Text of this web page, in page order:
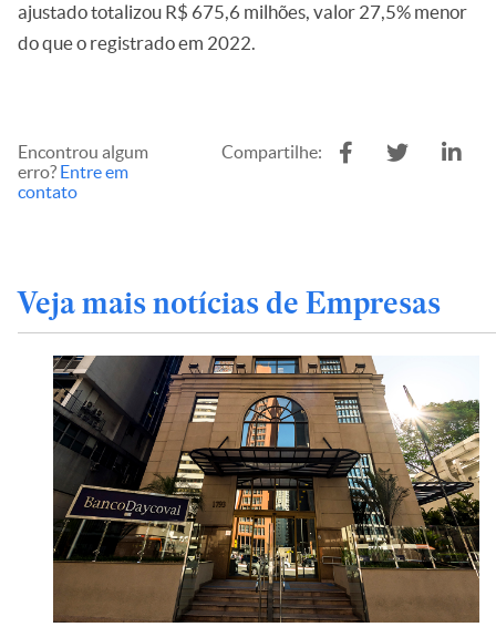
ajustado totalizou R$ 675,6 milhões, valor 27,5% menor
do que o registrado em 2022.
Encontrou algum
erro? Entre em
contato
Compartilhe:
Veja mais notícias de Empresas